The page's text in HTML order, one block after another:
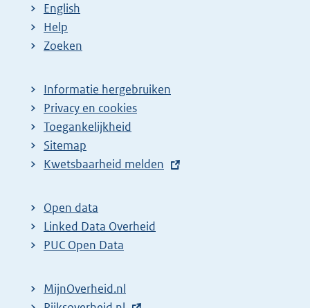
English
Help
Zoeken
Informatie hergebruiken
Privacy en cookies
Toegankelijkheid
Sitemap
E
t
e
r
l
Kwetsbaarheid melden
Open data
Linked Data Overheid
PUC Open Data
MijnOverheid.nl